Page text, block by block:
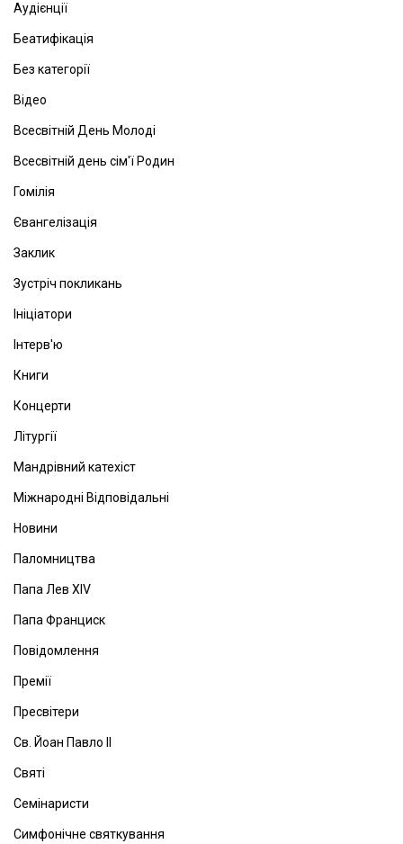
Аудієнції
Беатифікація
Без категорії
Відео
Всесвітній День Молоді
Всесвітній день сім'ї Родин
Гомілія
Євангелізація
Заклик
Зустріч покликань
Ініціатори
Інтерв'ю
Книги
Концерти
Літургії
Мандрівний катехіст
Міжнародні Відповідальні
Новини
Паломництва
Папа Лев ХІV
Папа Франциск
Повідомлення
Премії
Пресвітери
Св. Йоан Павло ІІ
Святі
Семінаристи
Симфонічне святкування